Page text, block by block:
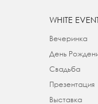
WHITE
Вечеринка
День
Свадьба
Презентация
Выставка